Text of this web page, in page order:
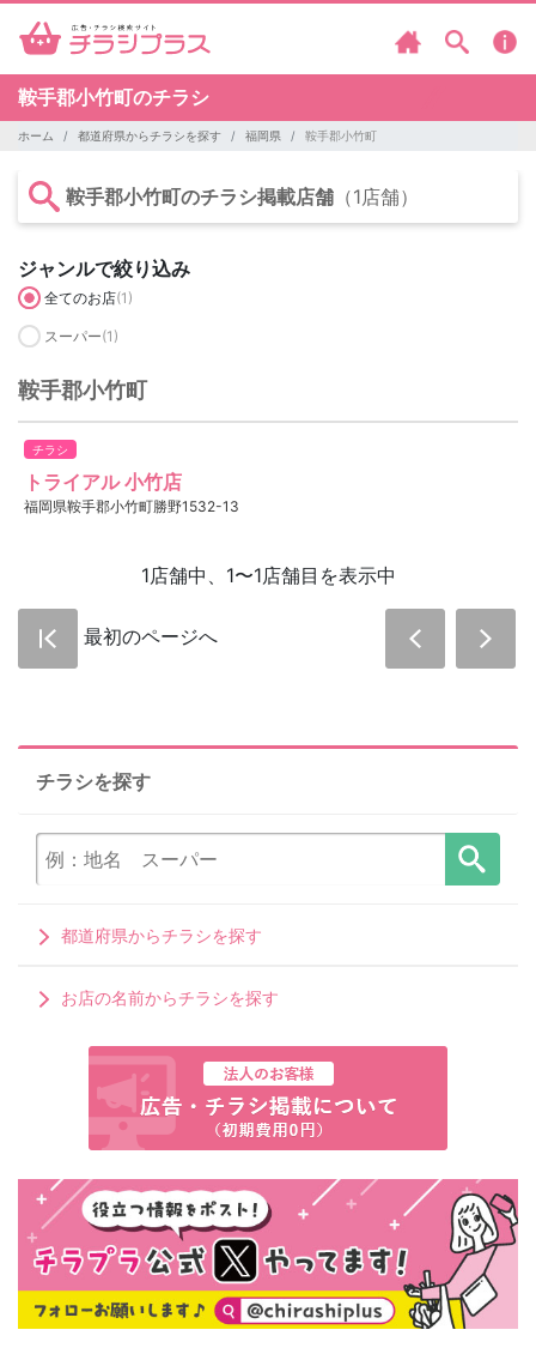
鞍手郡小竹町のチラシ
ホーム 都道府県からチラシを探す 福岡県 鞍手郡小竹町
鞍手郡小竹町のチラシ掲載店舗 （1店舗）
ジャンルで絞り込み
全てのお店(1)
スーパー(1)
鞍手郡小竹町
チラシ
トライアル 小竹店
福岡県鞍手郡小竹町勝野1532-13
1店舗中、1〜1店舗目を表示中
最初のページへ
チラシを探す
都道府県からチラシを探す
お店の名前からチラシを探す